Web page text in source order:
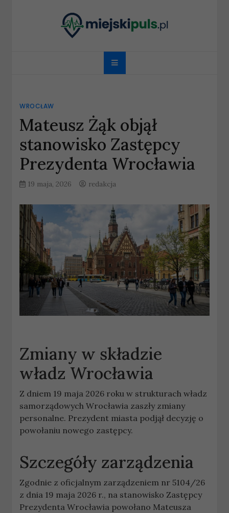
miejskipuls.pl
WROCŁAW
Mateusz Żąk objął
stanowisko Zastępcy
Prezydenta Wrocławia
19 maja, 2026 redakcja
Zmiany w składzie
władz Wrocławia
Z dniem 19 maja 2026 roku w strukturach władz
samorządowych Wrocławia zaszły zmiany
personalne. Prezydent miasta podjął decyzję o
powołaniu nowego zastępcy.
Szczegóły zarządzenia
Zgodnie z oficjalnym zarządzeniem nr 5104/26
z dnia 19 maja 2026 r., na stanowisko Zastępcy
Prezydenta Wrocławia powołano Mateusza